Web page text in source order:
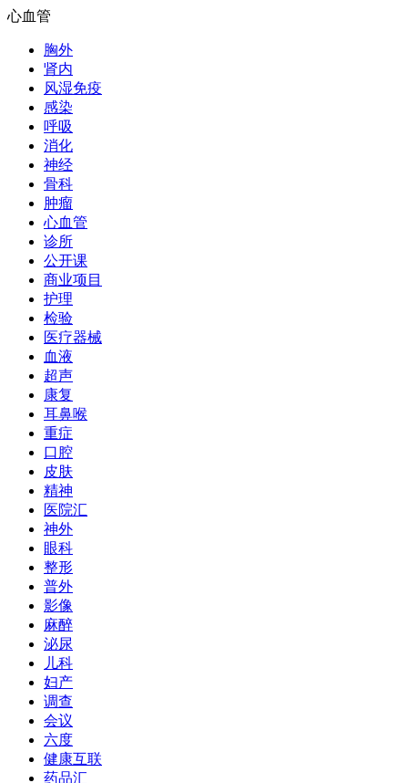
心血管
胸外
肾内
风湿免疫
感染
呼吸
消化
神经
骨科
肿瘤
心血管
诊所
公开课
商业项目
护理
检验
医疗器械
血液
超声
康复
耳鼻喉
重症
口腔
皮肤
精神
医院汇
神外
眼科
整形
普外
影像
麻醉
泌尿
儿科
妇产
调查
会议
六度
健康互联
药品汇